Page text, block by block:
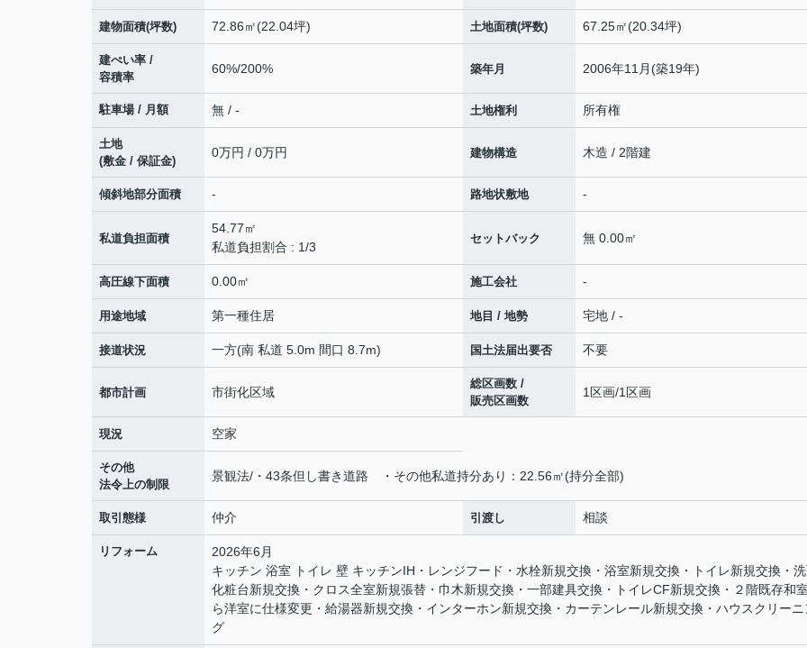
建物面積(坪数) 72.86㎡(22.04坪) 土地面積(坪数) 67.25㎡(20.34坪)
建ぺい率 /
容積率
60%/200% 築年月 2006年11月(築19年)
駐車場 / 月額 無 / - 土地権利 所有権
土地
(敷金 / 保証金)
0万円 / 0万円 建物構造 木造 / 2階建
傾斜地部分面積 - 路地状敷地 -
私道負担面積
54.77㎡
私道負担割合 : 1/3
セットバック 無 0.00㎡
高圧線下面積 0.00㎡ 施工会社 -
用途地域 第一種住居 地目 / 地勢 宅地 / -
接道状況 一方(南 私道 5.0m 間口 8.7m) 国土法届出要否 不要
都市計画 市街化区域
総区画数 /
販売区画数
1区画/1区画
現況 空家
その他
法令上の制限
景観法/・43条但し書き道路 ・その他私道持分あり：22.56㎡(持分全部)
取引態様 仲介 引渡し 相談
リフォーム
2026年6月
キッチン 浴室 トイレ 壁 キッチンIH・レンジフード・水栓新規交換・浴室新規交換・トイレ新規交換・
化粧台新規交換・クロス全室新規張替・巾木新規交換・一部建具交換・トイレCF新規交換・２階既存和
ら洋室に仕様変更・給湯器新規交換・インターホン新規交換・カーテンレール新規交換・ハウスクリーニ
グ